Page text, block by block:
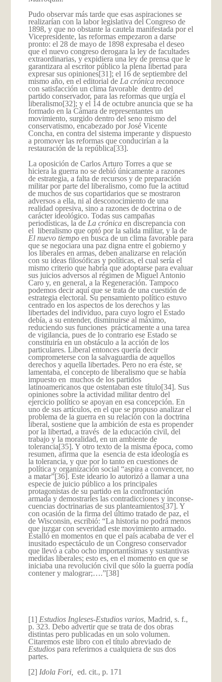
Pudo observar más tarde que esas aspiraciones se
realizarían con la labor legislativa del Congreso de
1898, y que no obstante la cautela manifestada por el
Vicepresidente, las reformas empezaron a darse
pronto: el 28 de mayo de 1898 expresaba el deseo
que el nuevo congreso derogara la ley de facultades
extraordinarias, y expidiera una ley de prensa que le
garantizara al escritor público la plena libertad para
expresar sus opiniones[31]; el 16 de septiembre del
mismo año, en el editorial de La crónicareconoce
con satisfacción un clima favorable dentro del
partido conservador, para las reformas que urgía el
liberalismo[32]; y el 14 de octubre anuncia que se ha
formado en la Cámara de representantes un
movimiento, surgido dentro del seno mismo del
conservatismo, encabezado por José Vicente
Concha, en contra del sistema imperante y dispuesto
a promover las reformas que conducirían a la
restauración de la república[33].
La oposición de Carlos Arturo Torres a que se
hiciera la guerra no se debió únicamente a razones
de estrategia, a falta de recursos y de preparación
militar por parte del liberalismo, como fue la actitud
de muchos de sus copartidarios que se mostraron
adversos a ella, ni al desconocimiento de una
realidad opresiva, sino a razones de doctrina o de
carácter ideológico. Todas sus campañas
periodísticas, la de La crónicaen discrepancia con
el liberalismo que optó por la salida militar, y la de
El nuevo tiempoen busca de un clima favorable para
que se negociara una paz digna entre el gobierno y
los liberales en armas, deben analizarse en relación
con su ideas filosóficas y políticas, el cual sería el
mismo criterio que habría que adoptarse para evaluar
sus juicios adversos al régimen de Miguel Antonio
Caro y, en general, a la Regeneración. Tampoco
podemos decir aquí que se trata de una cuestión de
estrategia electoral. Su pensamiento político estuvo
centrado en los aspectos de los derechos y las
libertades del individuo, para cuyo logro el Estado
debía, a su entender, disminuirse al máximo,
reduciendo sus funciones prácticamente a una tarea
de vigilancia, pues de lo contrario ese Estado se
constituiría en un obstáculo a la acción de los
particulares. Liberal entonces quería decir
comprometerse con la salvaguardia de aquellos
derechos y aquella libertades. Pero no era éste, se
lamentaba, el concepto de liberalismo que se había
impuesto en muchos de los partidos
latinoamericanos que ostentaban este título[34]. Sus
opiniones sobre la actividad militar dentro del
ejercicio político se apoyan en esa concepción. En
uno de sus artículos, en el que se propuso analizar el
problema de la guerra en su relación con la doctrina
liberal, sostiene que la ambición de esta es propender
por la libertad, a través de la educación civil, del
trabajo y la moralidad, en un ambiente de
tolerancia[35]. Y otro texto de la misma época, como
resumen, afirma que la esencia de esta ideología es
la tolerancia, y que por lo tanto en cuestiones de
política y organización social “aspira a convencer, no
a matar”[36]. Este ideario lo autorizó a llamar a una
especie de juicio público a los principales
protagonistas de su partido en la confrontación
armada y demostrarles las contradicciones y inconse­
cuencias doctrinarias de sus planteamientos[37]. Y
con ocasión de la firma del último tratado de paz, el
de Wisconsin, escribió: “La historia no podrá menos
que juzgar con severidad este movimiento armado.
Estalló en momentos en que el país acababa de ver el
inusitado espectáculo de un Congreso conservador
que llevó a cabo ocho importantísimas y sustantivas
medidas liberales; esto es, en el momento en que se
iniciaba una revolución civil que sólo la guerra podía
contener y malograr;….”[38]
[1] Estudios Ingleses-Estudios varios, Madrid, s. f.,
p. 323. Debo advertir que se trata de dos obras
distintas pero publicadas en un solo volumen.
Citaremos este libro con el título abreviado de
Estudiospara referirnos a cualquiera de sus dos
partes.
[2] Idola Fori,
ed. cit., p. 171